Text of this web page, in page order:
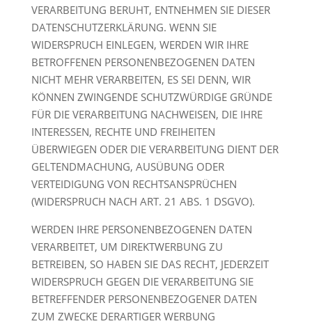
VERARBEITUNG BERUHT, ENTNEHMEN SIE DIESER
DATENSCHUTZERKLÄRUNG. WENN SIE
WIDERSPRUCH EINLEGEN, WERDEN WIR IHRE
BETROFFENEN PERSONENBEZOGENEN DATEN
NICHT MEHR VERARBEITEN, ES SEI DENN, WIR
KÖNNEN ZWINGENDE SCHUTZWÜRDIGE GRÜNDE
FÜR DIE VERARBEITUNG NACHWEISEN, DIE IHRE
INTERESSEN, RECHTE UND FREIHEITEN
ÜBERWIEGEN ODER DIE VERARBEITUNG DIENT DER
GELTENDMACHUNG, AUSÜBUNG ODER
VERTEIDIGUNG VON RECHTSANSPRÜCHEN
(WIDERSPRUCH NACH ART. 21 ABS. 1 DSGVO).
WERDEN IHRE PERSONENBEZOGENEN DATEN
VERARBEITET, UM DIREKTWERBUNG ZU
BETREIBEN, SO HABEN SIE DAS RECHT, JEDERZEIT
WIDERSPRUCH GEGEN DIE VERARBEITUNG SIE
BETREFFENDER PERSONENBEZOGENER DATEN
ZUM ZWECKE DERARTIGER WERBUNG